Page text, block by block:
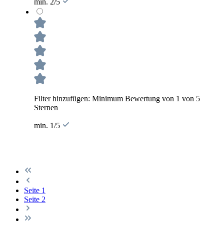
min. 2/5
Filter hinzufügen: Minimum Bewertung von 1 von 5
Sternen
min. 1/5
Seite 1
Seite 2